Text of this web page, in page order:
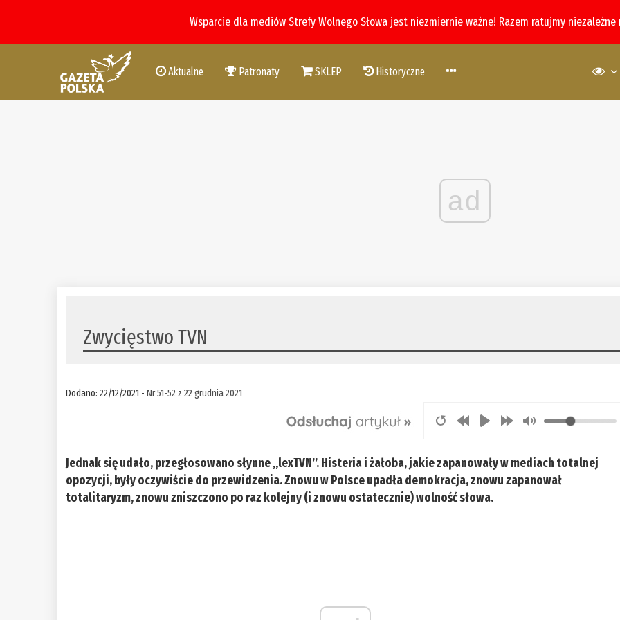
Wsparcie dla mediów Strefy Wolnego Słowa jest niezmiernie ważne! Razem ratujmy
Aktualne Patronaty SKLEP Historyczne
ad
Zwycięstwo TVN
Dodano: 22/12/2021 -Nr 51-52 z 22 grudnia 2021
Jednak się udało, przegłosowano słynne „lexTVN”. Histeria i żałoba, jakie zapanowały w mediach totalnej
opozycji, były oczywiście do przewidzenia. Znowu w Polsce upadła demokracja, znowu zapanował
totalitaryzm, znowu zniszczono po raz kolejny (i znowu ostatecznie) wolność słowa.